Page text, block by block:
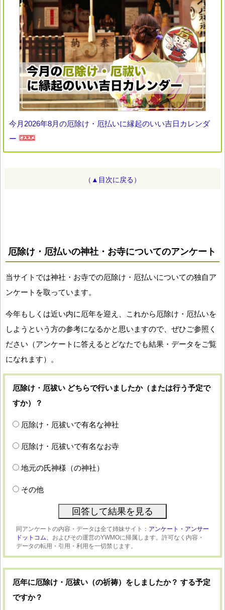
今月2026年8月の厄除け・厄払いに縁起のいい吉日カレンダ
ー
（▲目次に戻る）
厄除け・厄払いの神社・お寺についてのアンケート
当サイトでは神社・お寺での厄除け・厄払いについての独自ア
ンケートを取っています。
今年もしくは近い内に厄年を迎え、これから厄除け・厄払いを
しようという方の参考になるかと思いますので、ぜひご参照く
ださい（アンケートに答えるとどなたでも結果・データをご覧
になれます）。
厄除け・厄祓い どちらで行いましたか（または行う予定で
すか）？
厄除け・厄祓いで有名な神社
厄除け・厄祓いで有名なお寺
地元の氏神様（の神社）
その他
同アンケートの内容・データは全て姉妹サイト： アンケート・アンサー
ドットコム、 およびその運営のYWMOに帰属します。許可なく内容・
データの転用・引用・利用を一切禁じます。
厄年に厄除け・厄祓い（の祈祷）をしましたか？ する予定
ですか？